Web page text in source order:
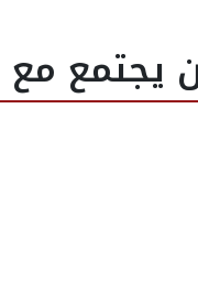
مع